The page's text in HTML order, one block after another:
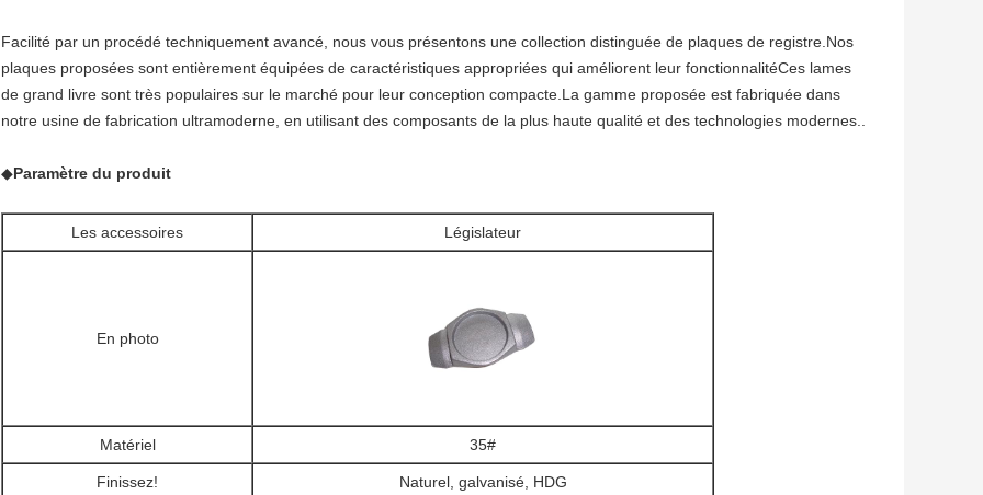
Facilité par un procédé techniquement avancé, nous vous présentons une collection distinguée de plaques de registre.Nos
plaques proposées sont entièrement équipées de caractéristiques appropriées qui améliorent leur fonctionnalitéCes lames
de grand livre sont très populaires sur le marché pour leur conception compacte.La gamme proposée est fabriquée dans
notre usine de fabrication ultramoderne, en utilisant des composants de la plus haute qualité et des technologies modernes..
◆Paramètre du produit
Les accessoires Législateur
En photo
Matériel 35#
Finissez! Naturel, galvanisé, HDG